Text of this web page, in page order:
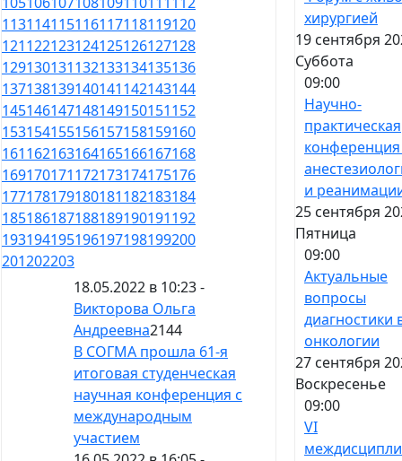
113114115116117118119120
121122123124125126127128
129130131132133134135136
137138139140141142143144
145146147148149150151152
153154155156157158159160
161162163164165166167168
169170171172173174175176
177178179180181182183184
185186187188189190191192
193194195196197198199200
201202203
18.05.2022 в 10:23 -
Викторова Ольга
Андреевна2144
В СОГМА прошла 61-я
итоговая студенческая
научная конференция с
международным
участием
хирургией
19 сентября
Суббота
09:00
Научно-
практическая
и
25 сентября
Пятница
09:00
Актуальные
вопросы
диагностики
онкологии
27 сентября
Воскресенье
09:00
VI